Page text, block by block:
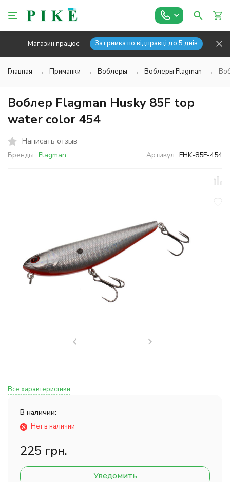
Магазин працює Затримка по відправці до 5 днів
Главная Приманки Воблеры Воблеры Flagman
Воблер Flagman Husky 85F top
water color 454
Написать отзыв
Бренды: Flagman Артикул: FHK-85F-454
Все характеристики
В наличии:
Нет в наличии
225 грн.
Уведомить